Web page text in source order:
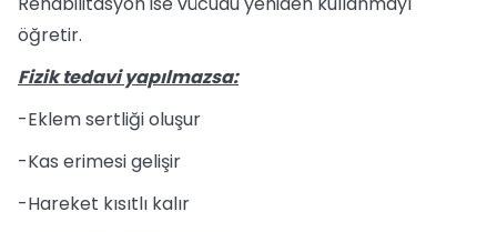
öğretir.
Fizik tedavi yapılmazsa:
-Eklem sertliği oluşur
-Kas erimesi gelişir
-Hareket kısıtlı kalır